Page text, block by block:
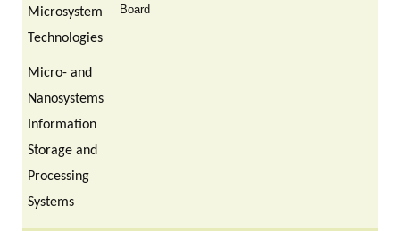
Microsystem
Technologies
Micro- and
Nanosystems
Information
Storage and
Processing
Systems
Board